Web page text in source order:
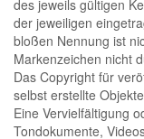
des jeweils gültigen
der jeweiligen
bloßen Nennung ist
Markenzeichen nicht
Das Copyright für
selbst erstellte
Eine Vervielfältigung
Tondokumente,